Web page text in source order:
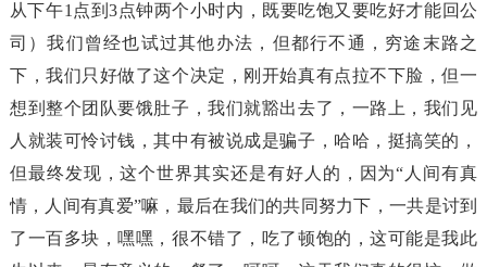
从下午1点到3点钟两个小时内，既要吃饱又要吃好才能回公
司）我们曾经也试过其他办法，但都行不通，穷途末路之
下，我们只好做了这个决定，刚开始真有点拉不下脸，但一
想到整个团队要饿肚子，我们就豁出去了，一路上，我们见
人就装可怜讨钱，其中有被说成是骗子，哈哈，挺搞笑的，
但最终发现，这个世界其实还是有好人的，因为“人间有真
情，人间有真爱”嘛，最后在我们的共同努力下，一共是讨到
了一百多块，嘿嘿，很不错了，吃了顿饱的，这可能是我此